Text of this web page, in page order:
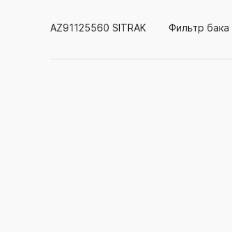
AZ91125560 SITRAK Фильтр бака